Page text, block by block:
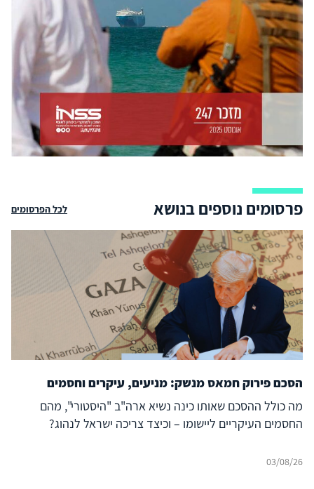
פרסומים נוספים בנושא לכל הפרסומים
הסכם פירוק חמאס מנשק: מניעים, עיקרים וחסמים
מה כולל ההסכם שאותו כינה נשיא ארה"ב "היסטורי", מהם
החסמים העיקריים ליישומו – וכיצד צריכה ישראל לנהוג?
03/08/26